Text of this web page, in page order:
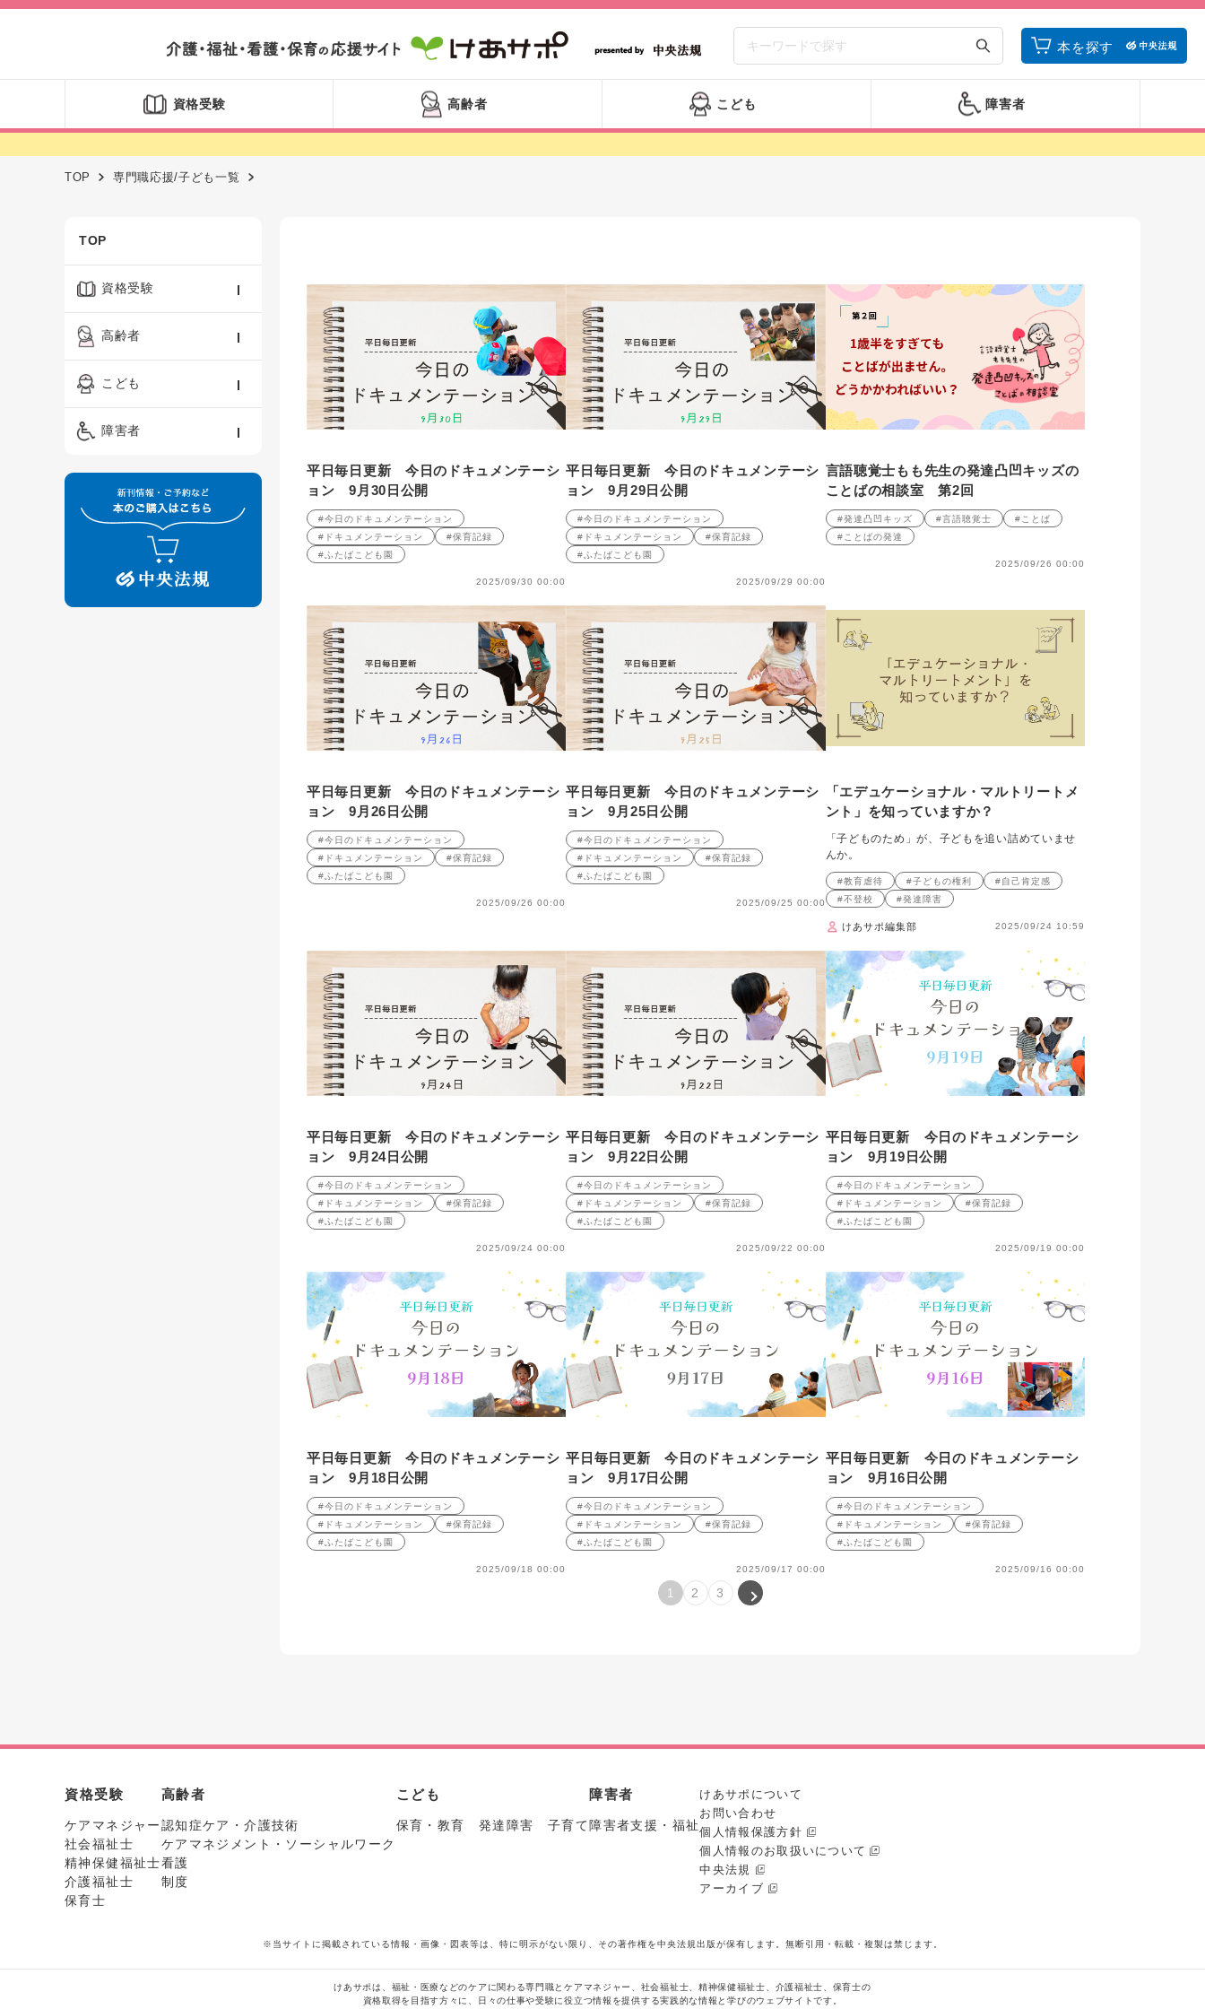
本を探す
資格受験 高齢者 こども 障害者
TOP 専門職応援/子ども一覧
TOP
資格受験
ケアマネジャー
精神保健福祉士
保育士
高齢者
認知症ケア・介護技術
ーシャルワーク
看護
制度
こども
保育・教育／発達障害
障害者
障害者支援・福祉
平日毎日更新 今日のドキュメンテーシ
ョン 9月30日公開
#今日のドキュメンテーション
#ドキュメンテーション
#保育記録
#ふたばこども園
2025/09/30 00:00
平日毎日更新 今日のドキュメンテーシ
ョン 9月29日公開
#今日のドキュメンテーション
#ドキュメンテーション
#保育記録
#ふたばこども園
2025/09/29 00:00
言語聴覚士もも先生の発達凸凹キッズの
ことばの相談室 第2回
#発達凸凹キッズ #言語聴覚士
#ことば
#ことばの発達
2025/09/26 00:00
平日毎日更新 今日のドキュメンテーシ
ョン 9月26日公開
#今日のドキュメンテーション
#ドキュメンテーション
#保育記録
#ふたばこども園
2025/09/26 00:00
平日毎日更新 今日のドキュメンテーシ
ョン 9月25日公開
#今日のドキュメンテーション
#ドキュメンテーション
#保育記録
#ふたばこども園
2025/09/25 00:00
「エデュケーショナル・マルトリートメ
ント」を知っていますか？
「子どものため」が、子どもを追い詰めていませ
んか。
#教育虐待 #子どもの権利
#自己肯定感
#不登校
#発達障害
けあサポ編集部 2025/09/24 10:59
平日毎日更新 今日のドキュメンテーシ
ョン 9月24日公開
#今日のドキュメンテーション
#ドキュメンテーション
#保育記録
#ふたばこども園
2025/09/24 00:00
平日毎日更新 今日のドキュメンテーシ
ョン 9月22日公開
#今日のドキュメンテーション
#ドキュメンテーション
#保育記録
#ふたばこども園
2025/09/22 00:00
平日毎日更新 今日のドキュメンテーシ
ョン 9月19日公開
#今日のドキュメンテーション
#ドキュメンテーション
#保育記録
#ふたばこども園
2025/09/19 00:00
平日毎日更新 今日のドキュメンテーシ
ョン 9月18日公開
#今日のドキュメンテーション
#ドキュメンテーション
#保育記録
#ふたばこども園
2025/09/18 00:00
平日毎日更新 今日のドキュメンテーシ
ョン 9月17日公開
#今日のドキュメンテーション
#ドキュメンテーション
#保育記録
#ふたばこども園
2025/09/17 00:00
平日毎日更新 今日のドキュメンテーシ
ョン 9月16日公開
#今日のドキュメンテーション
#ドキュメンテーション
#保育記録
#ふたばこども園
2025/09/16 00:00
1 2 3
資格受験
ケアマネジャー
社会福祉士
精神保健福祉士
介護福祉士
保育士
高齢者
認知症ケア・介護技術
ケアマネジメント・ソーシャルワーク
看護
制度
こども
保育・教育 発達障害 子育て
障害者
障害者支援・福祉
けあサポについて
お問い合わせ
個人情報保護方針
個人情報のお取扱いについて
中央法規
アーカイブ
※当サイトに掲載されている情報・画像・図表等は、特に明示がない限り、その著作権を中央法規出版が保有します。無断引用・転載・複製は禁じます。
けあサポは、福祉・医療などのケアに関わる専門職とケアマネジャー、社会福祉士、精神保健福祉士、介護福祉士、保育士の
資格取得を目指す方々に、日々の仕事や受験に役立つ情報を提供する実践的な情報と学びのウェブサイトです。